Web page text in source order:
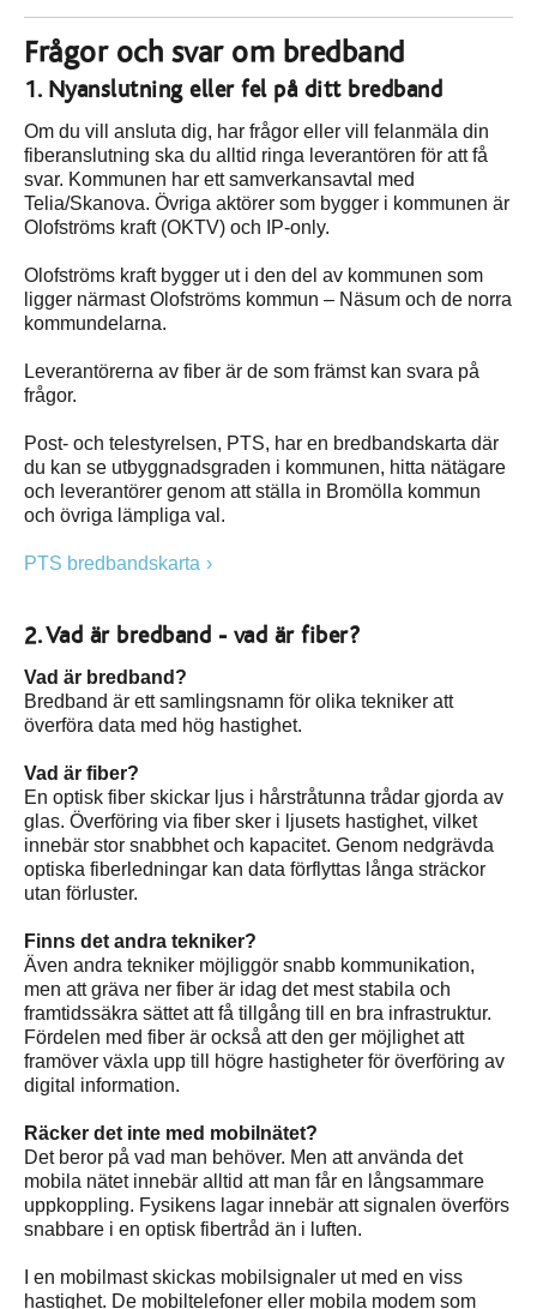
Frågor och svar om bredband
1. Nyanslutning eller fel på ditt bredband
Om du vill ansluta dig, har frågor eller vill felanmäla din
fiberanslutning ska du alltid ringa leverantören för att få
svar. Kommunen har ett samverkansavtal med
Telia/Skanova. Övriga aktörer som bygger i kommunen är
Olofströms kraft (OKTV) och IP-only.
Olofströms kraft bygger ut i den del av kommunen som
ligger närmast Olofströms kommun – Näsum och de norra
kommundelarna.
Leverantörerna av fiber är de som främst kan svara på
frågor.
Post- och telestyrelsen, PTS, har en bredbandskarta där
du kan se utbyggnadsgraden i kommunen, hitta nätägare
och leverantörer genom att ställa in Bromölla kommun
och övriga lämpliga val.
PTS bredbandskarta
2. Vad är bredband - vad är fiber?
Vad är bredband?
Bredband är ett samlingsnamn för olika tekniker att
överföra data med hög hastighet.
Vad är fiber?
En optisk fiber skickar ljus i hårstråtunna trådar gjorda av
glas. Överföring via fiber sker i ljusets hastighet, vilket
innebär stor snabbhet och kapacitet. Genom nedgrävda
optiska fiberledningar kan data förflyttas långa sträckor
utan förluster.
Finns det andra tekniker?
Även andra tekniker möjliggör snabb kommunikation,
men att gräva ner fiber är idag det mest stabila och
framtidssäkra sättet att få tillgång till en bra infrastruktur.
Fördelen med fiber är också att den ger möjlighet att
framöver växla upp till högre hastigheter för överföring av
digital information.
Räcker det inte med mobilnätet?
Det beror på vad man behöver. Men att använda det
mobila nätet innebär alltid att man får en långsammare
uppkoppling. Fysikens lagar innebär att signalen överförs
snabbare i en optisk fibertråd än i luften.
I en mobilmast skickas mobilsignaler ut med en viss
hastighet. De mobiltelefoner eller mobila modem som